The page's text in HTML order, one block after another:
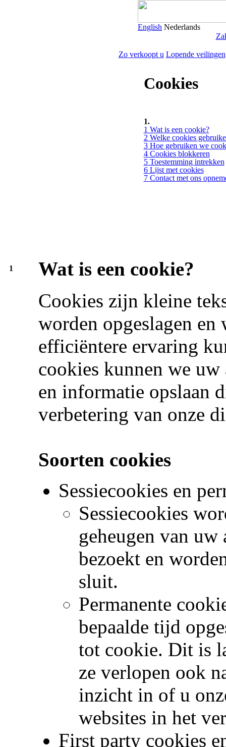
English Nederlands
Zo verkoopt u Lopende veilingen
Cookies
1.
1 Wat is een cookie?
2 Welke cookies
3 Hoe gebruiken we
4 Cookies blokkeren
5 Toestemming intrekken
6 Lijst met cookies
7 Contact met ons
1
Wat is een cookie?
Cookies zijn kleine
worden opgeslagen en
efficiëntere ervaring
cookies kunnen we uw
en informatie opslaan
verbetering van onze
Soorten cookies
Sessiecookies en
Sessiecookies
geheugen van
bezoekt en
sluit.
Permanente
bepaalde tijd
tot cookie. Dit is
ze verlopen ook
inzicht in of u
websites in het
First party cookies